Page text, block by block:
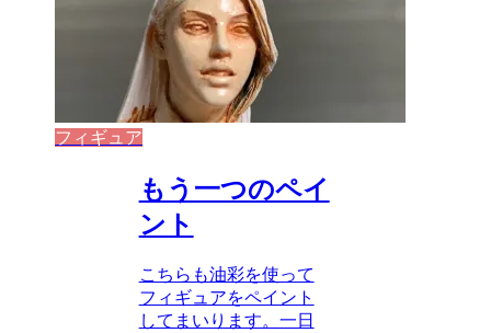
フィギュア
もう一つのペイ
ント
こちらも油彩を使って
フィギュアをペイント
してまいります。一日